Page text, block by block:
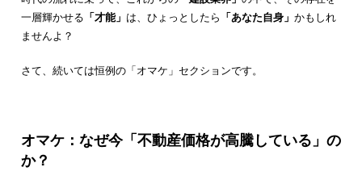
一層輝かせる 「才能」 は、ひょっとしたら 「あなた自身」 かもしれ
ませんよ？
さて、続いては恒例の「オマケ」セクションです。
オマケ：なぜ今「不動産価格が高騰している」の
か？